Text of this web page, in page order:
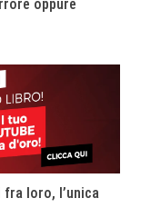
oppure
loro, l’unica